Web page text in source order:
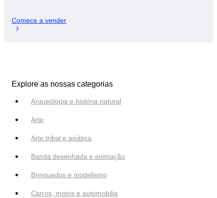
Comece a vender
Explore as nossas categorias
Arqueologia e história natural
Arte
Arte tribal e asiática
Banda desenhada e animação
Brinquedos e modelismo
Carros, motos e automobilia